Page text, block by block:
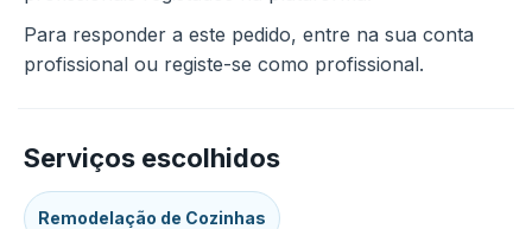
Para responder a este pedido, entre na sua conta
profissional ou registe-se como profissional.
Serviços escolhidos
Remodelação de Cozinhas